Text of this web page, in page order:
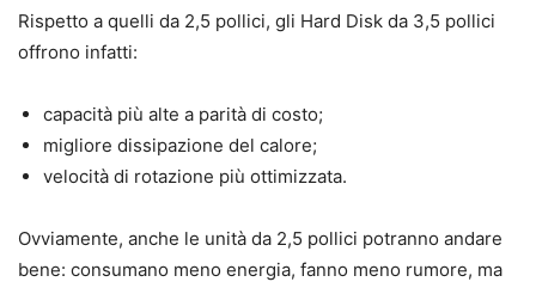
Rispetto a quelli da 2,5 pollici, gli Hard Disk da 3,5 pollici
offrono infatti:
capacità più alte a parità di costo;
migliore dissipazione del calore;
velocità di rotazione più ottimizzata.
Ovviamente, anche le unità da 2,5 pollici potranno andare
bene: consumano meno energia, fanno meno rumore, ma